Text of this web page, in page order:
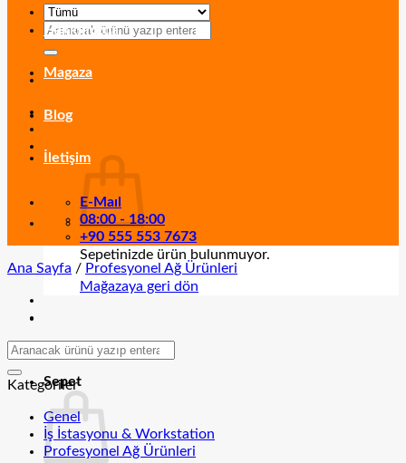
Ara:
Sepetinizde ürün bulunmuyor.
Mağazaya geri dön
Sepet
Hakkımızda
Magaza
Blog
İletişim
E-Maıl
08:00 - 18:00
+90 555 553 7673
Ana Sayfa / Profesyonel Ağ Ürünleri
Kategoriler
Genel
İş İstasyonu & Workstation
Profesyonel Ağ Ürünleri